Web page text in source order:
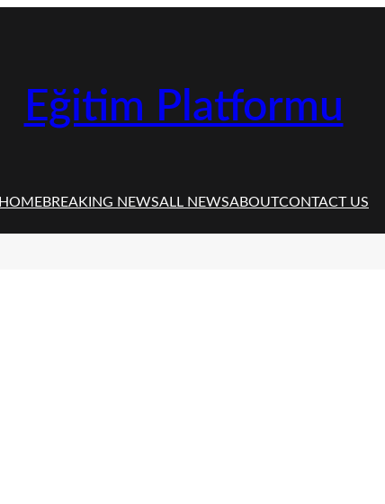
Eğitim Platformu
HOMEBREAKING NEWSALL NEWSABOUTCONTACT US